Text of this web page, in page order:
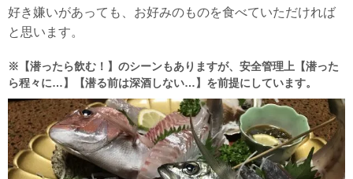
好き嫌いがあっても、お好みのものを食べていただければ
と思います。
※【潜ったら飲む！】のシーンもありますが、安全管理上【潜った
ら程々に…】【潜る前は深酒しない…】を前提にしています。